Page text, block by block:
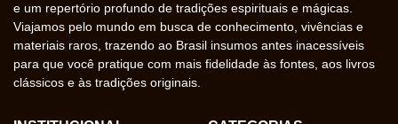
e um repertório profundo de tradições espirituais e mágicas.
Viajamos pelo mundo em busca de conhecimento, vivências e
materiais raros, trazendo ao Brasil insumos antes inacessíveis
para que você pratique com mais fidelidade às fontes, aos livros
clássicos e às tradições originais.